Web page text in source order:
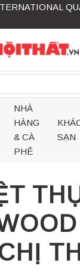
NHÀ
HÀNG
& CÀ
PHÊ
SẠN